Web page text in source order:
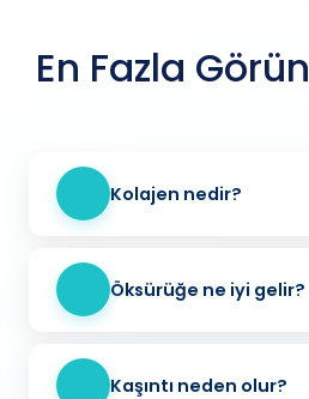
En Fazla
Kolajen nedir?
Öksürüğe ne iyi gelir?
Kaşıntı neden olur?